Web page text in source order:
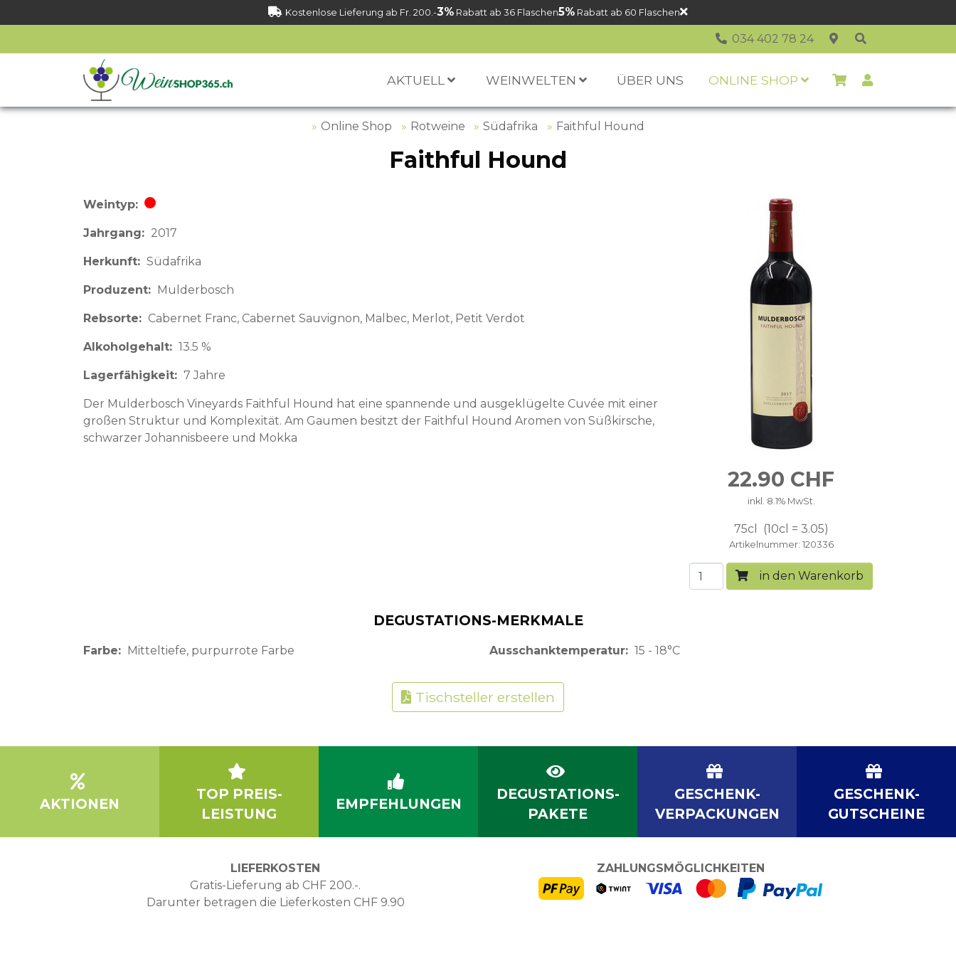
Kostenlose Lieferung ab Fr. 200.-3%Rabatt ab 36 Flaschen5%Rabatt ab 60 Flaschen
034 402 78 24
AKTUELL WEINWELTEN ÜBER UNS ONLINE SHOP
Online Shop Rotweine Südafrika Faithful Hound
Faithful Hound
22.90 CHF
inkl. 8.1% MwSt.
75cl 10cl = 3.05
Artikelnummer 120336
in den Warenkorb
Weintyp Rotwein
Jahrgang 2017
Herkunft Südafrika
Produzent Mulderbosch
Rebsorte Cabernet Franc, Cabernet Sauvignon, Malbec, Merlot, Petit Verdot
Alkoholgehalt 13.5 %
Lagerfähigkeit 7 Jahre
Der Mulderbosch Vineyards Faithful Hound hat eine spannende und ausgeklügelte Cuvée mit einer
großen Struktur und Komplexität. Am Gaumen besitzt der Faithful Hound Aromen von Süßkirsche,
schwarzer Johannisbeere und Mokka
DEGUSTATIONS-MERKMALE
Farbe Mitteltiefe, purpurrote Farbe Ausschanktemperatur 15 - 18°C
Tischsteller erstellen
AKTIONEN
TOP PREIS-
LEISTUNG
EMPFEHLUNGEN
DEGUSTATIONS-
PAKETE
GESCHENK-
VERPACKUNGEN
GESCHENK-
GUTSCHEINE
LIEFERKOSTEN
Gratis-Lieferung ab CHF 200.-.
Darunter betragen die Lieferkosten CHF 9.90
ZAHLUNGSMÖGLICHKEITEN